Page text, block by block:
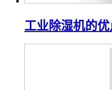
工业除湿机的